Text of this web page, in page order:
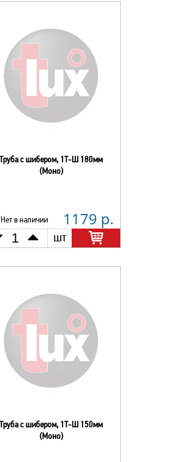
Труба с шибером, 1Т-Ш 180мм
(Моно)
Нет в наличии 1179 р.
шт
Труба с шибером, 1Т-Ш 150мм
(Моно)